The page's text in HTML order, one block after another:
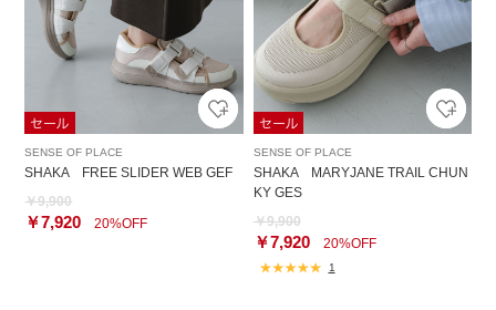
SENSE OF PLACE
SHAKA FREE SLIDER WEB GEF
￥9,900
￥7,920 20%OFF
SENSE OF PLACE
SHAKA MARYJANE TRAIL CHUN
KY GES
￥9,900
￥7,92020%OFF
1